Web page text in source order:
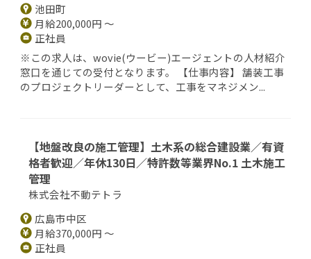
池田町
月給200,000円 ～
正社員
※この求人は、wovie(ウービー)エージェントの人材紹介
窓口を通じての受付となります。 【仕事内容】 舗装工事
のプロジェクトリーダーとして、工事をマネジメン...
【地盤改良の施工管理】土木系の総合建設業／有資
格者歓迎／年休130日／特許数等業界No.1 土木施工
管理
株式会社不動テトラ
広島市中区
月給370,000円 ～
正社員